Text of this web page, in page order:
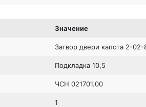
Значение
Затвор двери капота 2-
Подкладка 10,5
ЧСН 021701.00
1